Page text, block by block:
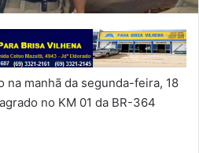
manhã da segunda-feira, 18
no KM 01 da BR-364